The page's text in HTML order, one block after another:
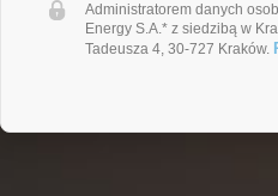
Administratorem danych
Energy S.A.* z siedzibą w
Tadeusza 4, 30-727 Kraków.